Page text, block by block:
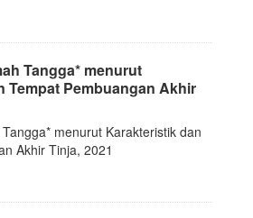
Tangga* menurut
Tempat Pembuangan Akhir
menurut Karakteristik dan
Akhir Tinja, 2021